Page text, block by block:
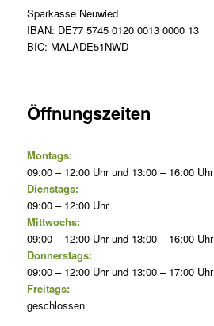
Sparkasse Neuwied
IBAN: DE77 5745 0120 0013 0000 13
BIC: MALADE51NWD
Öffnungszeiten
Montags:
09:00 – 12:00 Uhr und 13:00 – 16:00 Uhr
Dienstags:
09:00 – 12:00 Uhr
Mittwochs:
09:00 – 12:00 Uhr und 13:00 – 16:00 Uhr
Donnerstags:
09:00 – 12:00 Uhr und 13:00 – 17:00 Uhr
Freitags:
geschlossen